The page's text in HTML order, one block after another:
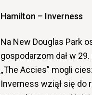
Hamilton – Inverness
Na New Douglas Park
gospodarzom dał w
„The Accies” mogli
Inverness wziął się do